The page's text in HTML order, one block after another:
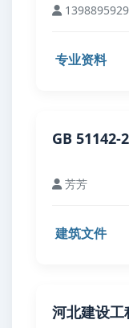
专业资料
GB 51142-
芳芳
建筑文件
河北建设